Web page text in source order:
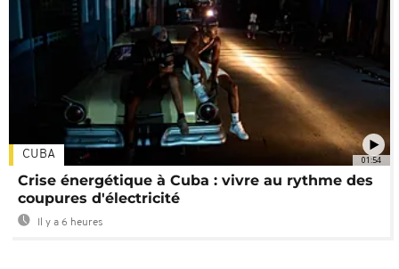
01:54
CUBA
Crise énergétique à Cuba : vivre au rythme des
coupures d'électricité
Il y a 6 heures